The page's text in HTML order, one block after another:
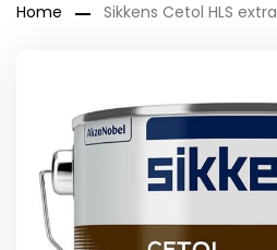
Home Sikkens Cetol HLS extra
Bildergalerie
springen